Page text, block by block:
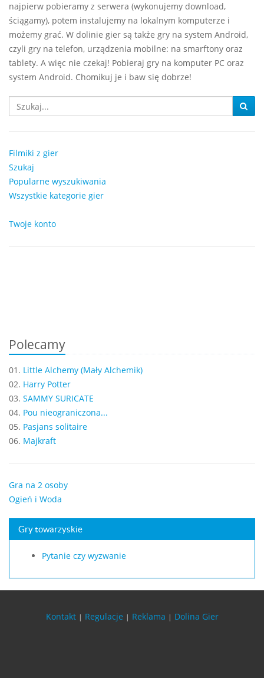
najpierw pobieramy z serwera (wykonujemy download,
ściągamy), potem instalujemy na lokalnym komputerze i
możemy grać. W dolinie gier są także gry na system Android,
czyli gry na telefon, urządzenia mobilne: na smarftony oraz
tablety. A więc nie czekaj! Pobieraj gry na komputer PC oraz
system Android. Chomikuj je i baw się dobrze!
Filmiki z gier
Szukaj
Popularne wyszukiwania
Wszystkie kategorie gier
Twoje konto
Polecamy
01. Little Alchemy (Mały Alchemik)
02. Harry Potter
03. SAMMY SURICATE
04. Pou nieograniczona...
05. Pasjans solitaire
06. Majkraft
Gra na 2 osoby
Ogień i Woda
Gry towarzyskie
Pytanie czy wyzwanie
Kontakt | Regulacje | Reklama | Dolina Gier